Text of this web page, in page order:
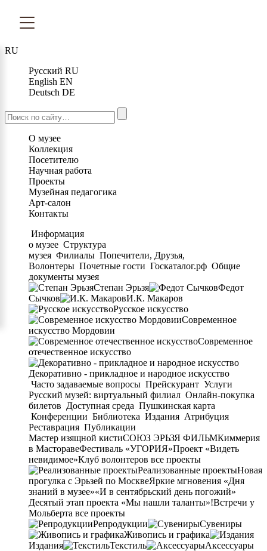
RU
Русский RU
English EN
Deutsch DE
О музее
Коллекция
Посетителю
Научная работа
Проекты
Музейная педагогика
Арт-салон
Контакты
Информация
о музее Структура
музея Филиалы Попечители, Друзья,
Волонтеры Почетные гости Госкаталог.рф Общие
документы музея
Степан Эрьзя
Федот
Сычков
И.К. Макаров
Русское искусство
Современное
искусство Мордовии
Современное
отечественное искусство
Декоративно - прикладное и народное искусство
Часто задаваемые вопросы Прейскурант Услуги
Русский музей: виртуальный филиал Онлайн-покупка
билетов Доступная среда Пушкинская карта
Конференции Библиотека Издания Атрибуция
Реставрация Публикации
Мастер изящной кистиСОЮЗ ЭРЬЗЯ ФИЛЬМКиммерия
в МасторавеФестиваль «УГОРИЯ»Проект «Видеть
невидимое»Клуб волонтеров все проекты
Реализованные проектыНовая
прогулка с Эрьзей по МосквеЯркие мгновения «Дня
знаний в музее»«И в сентябрьский день погожий»
Десятый этап проекта «Мы нашли таланты»!Встречи у
Мольберта все проекты
Репродукции
Сувениры
Живопись и графика
Издания
Текстиль Аксессуары